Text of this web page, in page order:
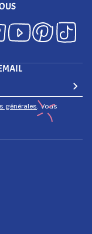
générales. Vous